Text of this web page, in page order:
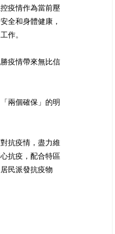
疫情作為當前壓
全和身體健康，
作。
疫情帶來無比信
兩個確保」的明
抗疫情，盡力維
抗疫，配合特區
民派發抗疫物